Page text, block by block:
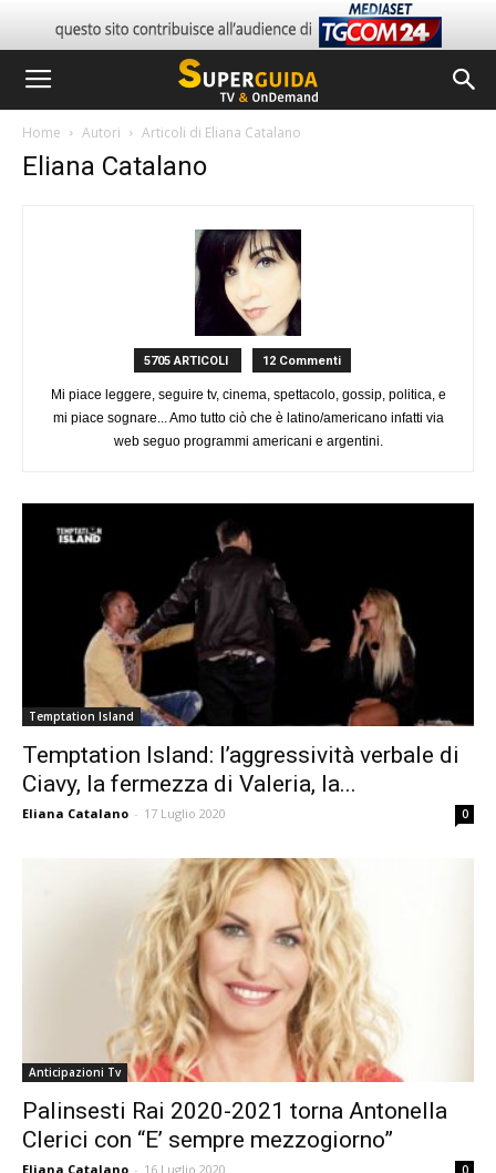
Home Autori Articoli di Eliana Catalano
Eliana Catalano
5705 ARTICOLI 12 Commenti
Mi piace leggere, seguire tv, cinema, spettacolo, gossip, politica, e
mi piace sognare... Amo tutto ciò che è latino/americano infatti via
web seguo programmi americani e argentini.
Temptation Island
Temptation Island: l’aggressività verbale di
Ciavy, la fermezza di Valeria, la...
Eliana Catalano - 17 Luglio 2020 0
Anticipazioni Tv
Palinsesti Rai 2020-2021 torna Antonella
Clerici con “E’ sempre mezzogiorno”
Eliana Catalano - 16 Luglio 2020 0